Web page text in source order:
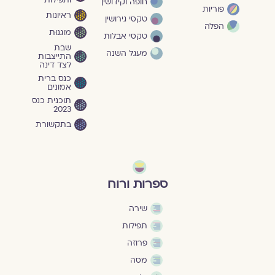
פוריות
הפלה
טקסי גירושין
טקסי אבלות
מעגל השנה
ראיונות
מוגנוּת
שבת
התייצבות
לצד דינה
כנס ברית
אמונים
תוכנית כנס
2023
בתקשורת
ספרות ורוח
שירה
תפילות
פרוזה
מסה